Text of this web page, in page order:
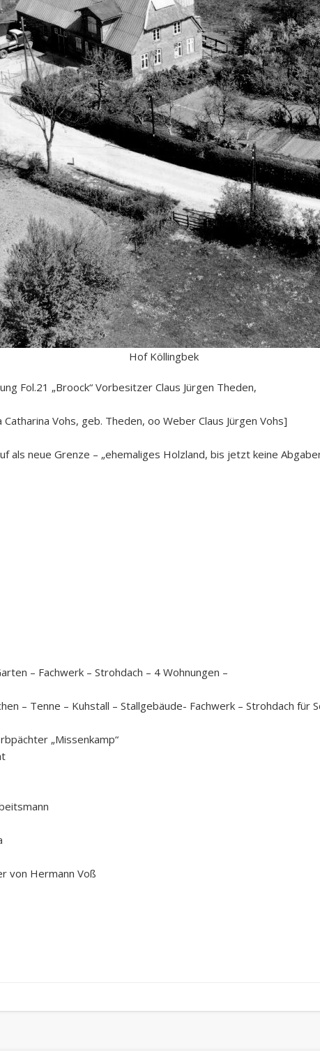
Hof Köllingbek
Fol.21 „Broock“ Vorbesitzer Claus Jürgen Theden,
Vohs, geb. Theden, oo Weber Claus Jürgen Vohs]
als neue Grenze – „ehemaliges Holzland, bis jetzt keine
– Fachwerk – Strohdach – 4 Wohnungen –
– Tenne – Kuhstall – Stallgebäude- Fachwerk – Strohdach für
„Missenkamp“
von Hermann Voß